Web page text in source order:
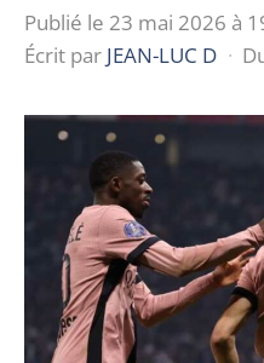
Publié le 23 mai 2026 à
Écrit par JEAN-LUC D ·